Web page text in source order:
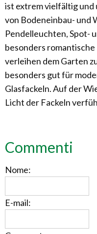
ist extrem vielfältig und
von Bodeneinbau- und
Pendelleuchten, Spot-
besonders
verleihen dem Garten
besonders gut für
Glasfackeln. Auf der
Licht der Fackeln
Commenti
Nome:
E-mail: